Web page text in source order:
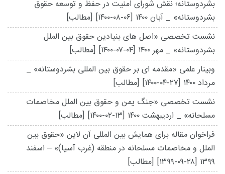
بشردوستانه؛ نقش شورای امنیت در حفظ و توسعه حقوق
بشردوستانه» _ آبان ۱۴۰۰
[۱۴۰۰-۰۸-۰۶] [مطالب]
نشست تخصصی «اصل های بنیادین حقوق بین الملل
بشردوستانه» _ مهر ۱۴۰۰
[۱۴۰۰-۰۷-۰۴] [مطالب]
وبینار علمی «مقدمه ای بر حقوق بین المللی بشردوستانه» _
مرداد ۱۴۰۰
[۱۴۰۰-۰۴-۲۷] [مطالب]
نشست تخصصی «جنگ یمن و حقوق بین الملل مخاصمات
مسلحانه» _ اردیبهشت ۱۴۰۰
[۱۴۰۰-۰۲-۱۳] [مطالب]
فراخوان مقاله برای همایش بین المللی آن لاین «حقوق بین
الملل و مخاصمات مسلحانه در منطقه (غرب آسیا)» – اسفند
۱۳۹۹ [۱۳۹۹-۰۹-۲۸] [مطالب]